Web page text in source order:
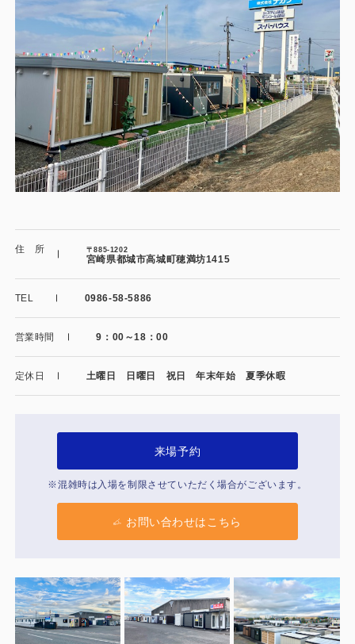
用途から探す
事務所・作業場
倉庫・工場
ガレージ・物置
勉強部屋・子供部屋
休憩室・喫煙室
製品特長と納入までの流れ
ユニットハウス
危険物保管庫
あなたにナガワがお薦めの理由
Webカタログ
会社概要
よくあるご質問
お問い合わせ
映像集
住 所 〒885-1202
宮崎県都城市高城町穂満坊1415
TEL 0986-58-5886
営業時間 9：00～18：00
定休日 土曜日 日曜日 祝日 年末年始 夏季休暇
来場予約
※混雑時は入場を制限させていただく場合がございます。
お問い合わせはこちら